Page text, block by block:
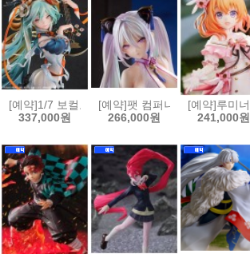
[예약]1/7 보컬로이드 - 하츠네 미쿠 십면매복
337,000원
[예약]팻 컴퍼니 1/6 벽람항로
266,000원
[예약]루미
241,000원